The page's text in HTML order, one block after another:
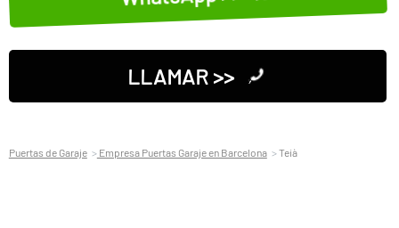
LLAMAR >>
Puertas de Garaje Empresa Puertas Garaje en Barcelona Teià